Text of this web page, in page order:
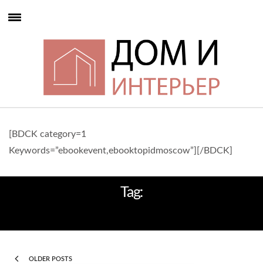
[BDCK category=1
Keywords=”ebookevent,ebooktopidmoscow”][/BDCK]
Tag:
OLDER POSTS